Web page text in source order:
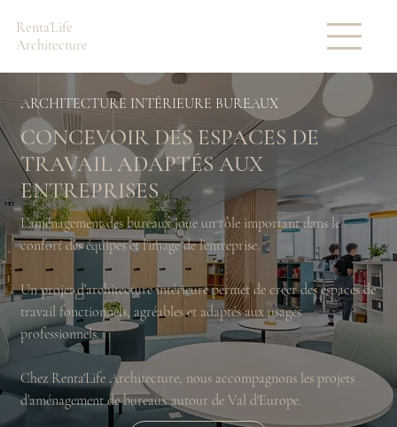
Renta'Life
Architecture
ARCHITECTURE INTÉRIEURE BUREAUX
CONCEVOIR DES ESPACES DE
TRAVAIL ADAPTÉS AUX
ENTREPRISES
L’aménagement des bureaux joue un rôle important dans le
confort des équipes et l’image de l’entreprise.
Un projet d’architecture intérieure permet de créer des espaces de
travail fonctionnels, agréables et adaptés aux usages
professionnels.
Chez Renta'Life Architecture, nous accompagnons les projets
d’aménagement de bureaux autour de Val d'Europe.